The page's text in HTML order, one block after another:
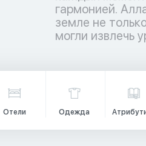
могли извлечь
Отели Одежда